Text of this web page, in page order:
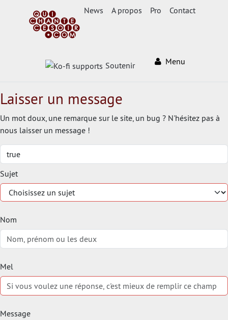
News A propos Pro Contact
Soutenir Menu
Laisser un message
Un mot doux, une remarque sur le site, un bug ? N'hésitez pas à
nous laisser un message !
Sujet
Nom
Mel
Message